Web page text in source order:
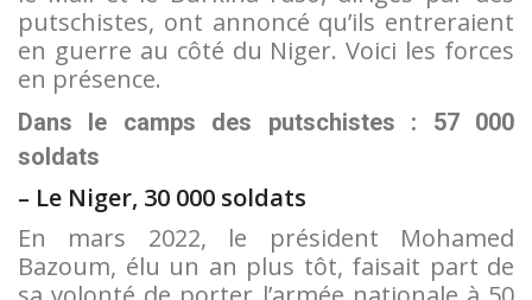
putschistes, ont annoncé qu’ils entreraient
en guerre au côté du Niger. Voici les forces
en présence.
Dans le camps des putschistes : 57 000
soldats
– Le Niger, 30 000 soldats
En mars 2022, le président Mohamed
Bazoum, élu un an plus tôt, faisait part de